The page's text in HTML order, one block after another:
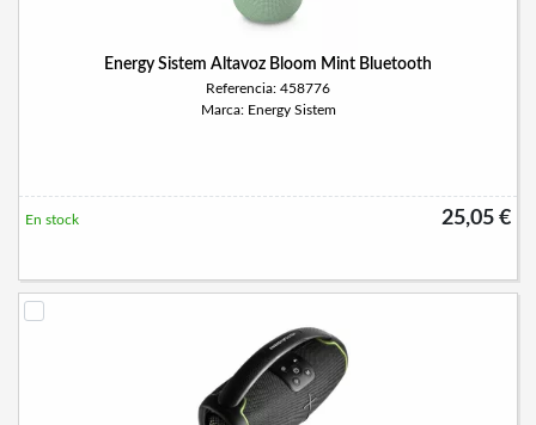
Energy Sistem Altavoz Bloom Mint Bluetooth
Referencia: 458776
Marca: Energy Sistem
25,05 €
En stock